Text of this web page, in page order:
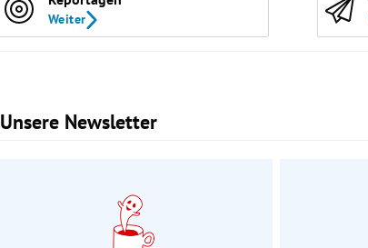
Weiter
Unsere Newsletter
Slide 1 von 3